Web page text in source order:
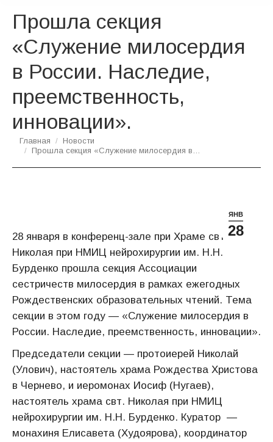
Прошла секция
«Служение милосердия
в России. Наследие,
преемственность,
инновации».
Вы здесь:
Главная
Новости
Прошла секция «Служение милосердия в…
ЯНВ
28
28 января в конференц-зале при Храме свт.
Николая при НМИЦ нейрохирургии им. Н.Н.
Бурденко прошла секция Ассоциации
сестричеств милосердия в рамках ежегодных
Рождественских образовательных чтений. Тема
секции в этом году — «Служение милосердия в
России. Наследие, преемственность, инновации».
Председатели секции — протоиерей Николай
(Улович), настоятель храма Рождества Христова
в Чернево, и иеромонах Иосиф (Нугаев),
настоятель храма свт. Николая при НМИЦ
нейрохирургии им. Н.Н. Бурденко. Куратор —
монахиня Елисавета (Худоярова), координатор